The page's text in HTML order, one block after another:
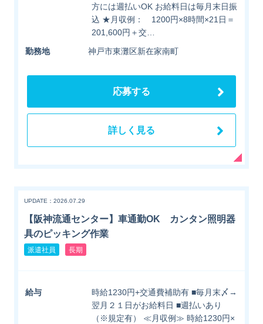
方には週払いOK お給料日は毎月末日振
込 ★月収例： 1200円×8時間×21日＝
201,600円＋交…
勤務地
神戸市東灘区新在家南町
応募する
詳しく見る
UPDATE：2026.07.29
【阪神流通センター】車通勤OK カンタン照明器
具のピッキング作業
派遣社員 長期
給与
時給1230円+交通費補助有 ■毎月末〆→
翌月２１日がお給料日 ■週払いあり
（※規定有） ≪月収例≫ 時給1230円×